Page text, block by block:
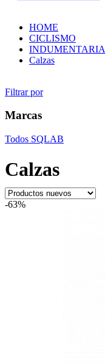
HOME
CICLISMO
INDUMENTARIA
Calzas
Filtrar por
Marcas
Todos SQLAB
Calzas
-63%